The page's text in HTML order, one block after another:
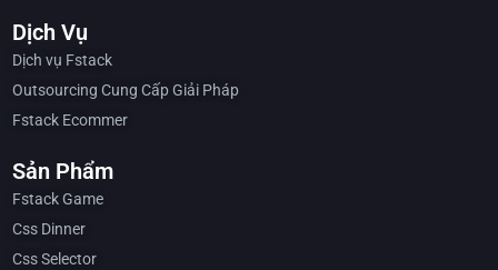
Dịch Vụ
Dịch vụ Fstack
Outsourcing Cung Cấp Giải Pháp
Fstack Ecommer
Sản Phẩm
Fstack Game
Css Dinner
Css Selector